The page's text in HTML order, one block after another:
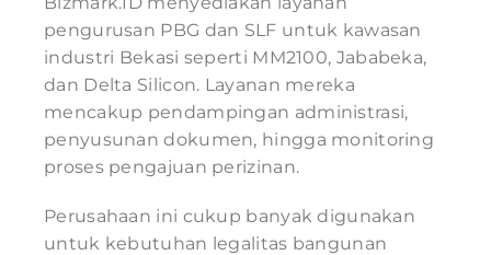
pengurusan PBG dan SLF untuk kawasan
industri Bekasi seperti MM2100, Jababeka,
dan Delta Silicon. Layanan mereka
mencakup pendampingan administrasi,
penyusunan dokumen, hingga monitoring
proses pengajuan perizinan.
Perusahaan ini cukup banyak digunakan
untuk kebutuhan legalitas bangunan